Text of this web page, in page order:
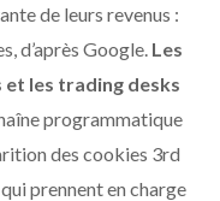
de leurs revenus :
d’après Google. Les
les trading desks
programmatique
des cookies 3rd
prennent en charge